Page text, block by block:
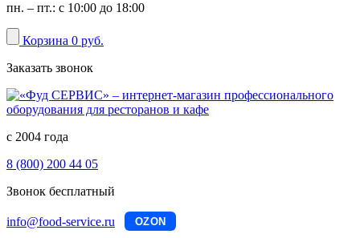
пн. – пт.: с 10:00 до 18:00
Корзина 0 руб.
Заказать звонок
с 2004 года
8 (800) 200 44 05
Звонок бесплатный
info@food-service.ru OZON